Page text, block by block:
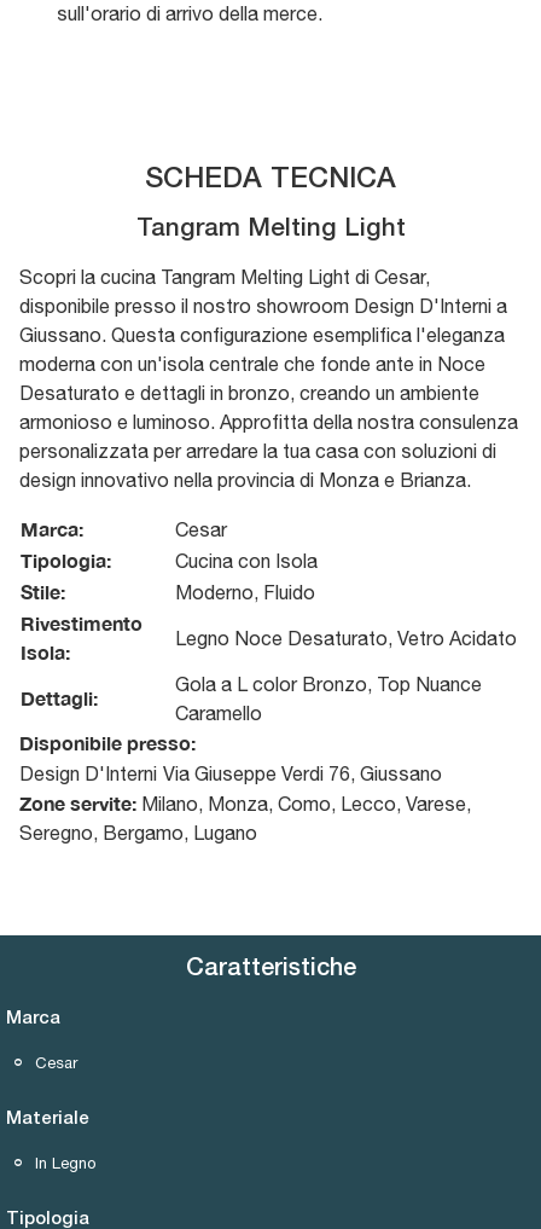
sull'orario di arrivo della merce.
SCHEDA TECNICA
Tangram Melting Light
Scopri la cucina Tangram Melting Light di Cesar,
disponibile presso il nostro showroom Design D'Interni a
Giussano. Questa configurazione esemplifica l'eleganza
moderna con un'isola centrale che fonde ante in Noce
Desaturato e dettagli in bronzo, creando un ambiente
armonioso e luminoso. Approfitta della nostra consulenza
personalizzata per arredare la tua casa con soluzioni di
design innovativo nella provincia di Monza e Brianza.
Marca: Cesar
Tipologia: Cucina con Isola
Stile: Moderno, Fluido
Rivestimento
Isola:
Legno Noce Desaturato, Vetro Acidato
Dettagli:
Gola a L color Bronzo, Top Nuance
Caramello
Disponibile presso:
Design D'Interni Via Giuseppe Verdi 76, Giussano
Zone servite: Milano, Monza, Como, Lecco, Varese,
Seregno, Bergamo, Lugano
Caratteristiche
Marca
Cesar
Materiale
In Legno
Tipologia